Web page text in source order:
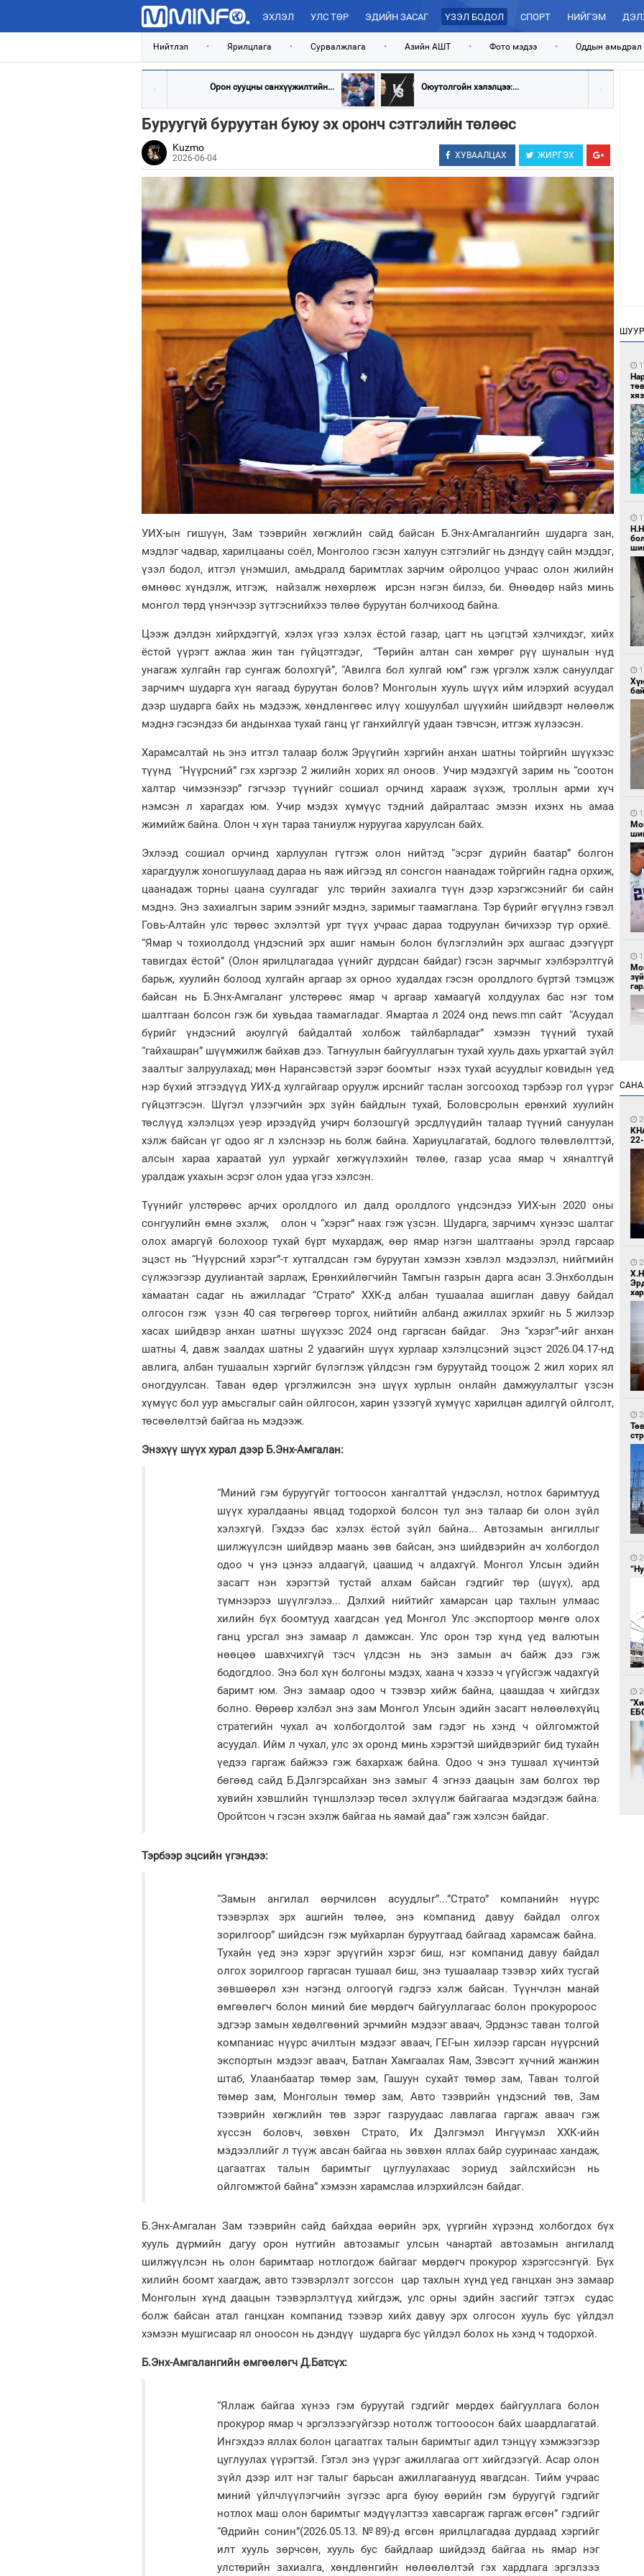
ЭХЛЭЛ УЛС ТӨР ЭДИЙН ЗАСАГ ҮЗЭЛ БОДОЛ СПОРТ НИЙГЭМ
Нийтлэл • Ярилцлага • Сурвалжлага • Азийн АШТ • Фото мэдээ • Оддын амьдрал
Орон сууцны санхүүжилтийн... Оюутолгойн хэлэлцээ:...
Буруугүй буруутан буюу эх оронч сэтгэлийн төлөөс
Kuzmo
2026-06-04 ХУВААЛЦАХ ЖИРГЭХ
УИХ-ын гишүүн, Зам тээврийн хөгжлийн сайд байсан Б.Энх-Амгалангийн шударга зан,
мэдлэг чадвар, харилцааны соёл, Монголоо гэсэн халуун сэтгэлийг нь дэндүү сайн мэддэг,
үзэл бодол, итгэл үнэмшил, амьдралд баримтлах зарчим ойролцоо учраас олон жилийн
өмнөөс хүндэлж, итгэж, найзалж нөхөрлөж ирсэн нэгэн билээ, би. Өнөөдөр найз минь
монгол төрд үнэнчээр зүтгэснийхээ төлөө буруутан болчихоод байна.
Цээж дэлдэн хийрхдэггүй, хэлэх үгээ хэлэх ёстой газар, цагт нь цэгцтэй хэлчихдэг, хийх
ёстой үүрэгт ажлаа жин тан гүйцэтгэдэг, “Төрийн алтан сан хөмрөг рүү шуналын нүд
унагаж хулгайн гар сунгаж болохгүй”, “Авилга бол хулгай юм” гэж үргэлж хэлж сануулдаг
зарчимч шударга хүн яагаад буруутан болов? Монголын хууль шүүх ийм илэрхий асуудал
дээр шударга байх нь мэдээж, хөндлөнгөөс илүү хошуулбал шүүхийн шийдвэрт нөлөөлж
мэднэ гэсэндээ би андынхаа тухай ганц үг ганхийлгүй удаан тэвчсэн, итгэж хүлээсэн.
Харамсалтай нь энэ итгэл талаар болж Эрүүгийн хэргийн анхан шатны тойргийн шүүхээс
түүнд “Нүүрсний” гэх хэргээр 2 жилийн хорих ял оноов. Учир мэдэхгүй зарим нь “соотон
халтар чимээнээр” гэгчээр түүнийг сошиал орчинд харааж зүхэж, троллын арми хүч
нэмсэн л харагдах юм. Учир мэдэх хүмүүс тэдний дайралтаас эмээн ихэнх нь амаа
жимийж байна. Олон ч хүн тараа таниулж нуруугаа харуулсан байх.
Эхлээд сошиал орчинд харлуулан гүтгэж олон нийтэд “эсрэг дүрийн баатар” болгон
харагдуулж хоногшуулаад дараа нь яаж ийгээд ял сонсгон наанадаж тойргийн гадна орхиж,
цаанадаж торны цаана суулгадаг улс төрийн захиалга түүн дээр хэрэгжсэнийг би сайн
мэднэ. Энэ захиалгын зарим эзнийг мэднэ, заримыг таамаглана. Тэр бүрийг өгүүлнэ гэвэл
Говь-Алтайн улс төрөөс эхлэлтэй урт түүх учраас дараа тодруулан бичихээр түр орхиё.
“Ямар ч тохиолдолд үндэсний эрх ашиг намын болон бүлэглэлийн эрх ашгаас дээгүүрт
тавигдах ёстой” (Олон ярилцлагадаа үүнийг дурдсан байдаг) гэсэн зарчмыг хэлбэрэлтгүй
барьж, хуулийн болоод хулгайн аргаар эх орноо худалдах гэсэн оролдлого бүртэй тэмцэж
байсан нь Б.Энх-Амгаланг улстөрөөс ямар ч аргаар хамаагүй холдуулах бас нэг том
шалтгаан болсон гэж би хувьдаа таамагладаг. Ямартаа л 2024 онд news.mn сайт “Асуудал
бүрийг үндэсний аюулгүй байдалтай холбож тайлбарладаг” хэмээн түүний тухай
“гайхашран” шүүмжилж байхав дээ. Тагнуулын байгууллагын тухай хууль дахь урхагтай зүйл
заалтыг залруулахад; мөн Нарансэвстэй зэрэг боомтыг нээх тухай асуудлыг ковидын үед
нэр бүхий этгээдүүд УИХ-д хулгайгаар оруулж ирснийг таслан зогсооход тэрбээр гол үүрэг
гүйцэтгэсэн. Шүгэл үлээгчийн эрх зүйн байдлын тухай, Боловсролын ерөнхий хуулийн
төслүүд хэлэлцэх үеэр ирээдүйд учирч болзошгүй эрсдлүүдийн талаар түүний сануулан
хэлж байсан үг одоо яг л хэлснээр нь болж байна. Хариуцлагатай, бодлого төлөвлөлттэй,
алсын хараа хараатай уул уурхайг хөгжүүлэхийн төлөө, газар усаа ямар ч хяналтгүй
уралдаж ухахын эсрэг олон удаа үгээ хэлсэн.
Түүнийг улстөрөөс арчих оролдлого ил далд оролдлого үндсэндээ УИХ-ын 2020 оны
сонгуулийн өмнө эхэлж, олон ч “хэрэг” наах гэж үзсэн. Шударга, зарчимч хүнээс шалтаг
олох амаргүй болохоор тухай бүрт мухардаж, өөр ямар нэгэн шалтгааны эрэлд гарсаар
эцэст нь “Нүүрсний хэрэг”-т хутгалдсан гэм буруутан хэмээн хэвлэл мэдээлэл, нийгмийн
сүлжээгээр дуулиантай зарлаж, Ерөнхийлөгчийн Тамгын газрын дарга асан З.Энхболдын
хамаатан садаг нь ажилладаг “Страто” ХХК-д албан тушаалаа ашиглан давуу байдал
олгосон гэж үзэн 40 сая төгрөгөөр торгох, нийтийн албанд ажиллах эрхийг нь 5 жилээр
хасах шийдвэр анхан шатны шүүхээс 2024 онд гаргасан байдаг. Энэ “хэрэг”-ийг анхан
шатны 4, давж заалдах шатны 2 удаагийн шүүх хурлаар хэлэлцсэний эцэст 2026.04.17-нд
авлига, албан тушаалын хэргийг бүлэглэж үйлдсэн гэм буруутайд тооцож 2 жил хорих ял
оногдуулсан. Таван өдөр үргэлжилсэн энэ шүүх хурлын онлайн дамжуулалтыг үзсэн
хүмүүс бол уур амьсгалыг сайн ойлгосон, харин үзээгүй хүмүүс харилцан адилгүй ойлголт,
төсөөлөлтэй байгаа нь мэдээж.
Энэхүү шүүх хурал дээр Б.Энх-Амгалан:
“Миний гэм буруугүйг тогтоосон хангалттай үндэслэл, нотлох баримтууд
шүүх хуралдааны явцад тодорхой болсон тул энэ талаар би олон зүйл
хэлэхгүй. Гэхдээ бас хэлэх ёстой зүйл байна... Автозамын ангиллыг
шилжүүлсэн шийдвэр маань зөв байсан, энэ шийдвэрийн ач холбогдол
одоо ч үнэ цэнээ алдаагүй, цаашид ч алдахгүй. Монгол Улсын эдийн
засагт нэн хэрэгтэй тустай алхам байсан гэдгийг төр (шүүх), ард
түмнээрээ шүүлгэлээ... Дэлхий нийтийг хамарсан цар тахлын улмаас
хилийн бүх боомтууд хаагдсан үед Монгол Улс экспортоор мөнгө олох
ганц урсгал энэ замаар л дамжсан. Улс орон тэр хүнд үед валютын
нөөцөө шавхчихгүй тэсч үлдсэн нь энэ замын ач байж дээ гэж
бодогдлоо. Энэ бол хүн болгоны мэдэх, хаана ч хэзээ ч үгүйсгэж чадахгүй
баримт юм. Энэ замаар одоо ч тээвэр хийж байна, цаашдаа ч хийгдэх
болно. Өөрөөр хэлбэл энэ зам Монгол Улсын эдийн засагт нөлөөлөхүйц
стратегийн чухал ач холбогдолтой зам гэдэг нь хэнд ч ойлгомжтой
асуудал. Ийм л чухал, улс эх оронд минь хэрэгтэй шийдвэрийг бид тухайн
үедээ гаргаж байжээ гэж бахархаж байна. Одоо ч энэ тушаал хүчинтэй
бөгөөд сайд Б.Дэлгэрсайхан энэ замыг 4 эгнээ даацын зам болгох төр
хувийн хэвшлийн түншлэлээр төсөл эхлүүлж байгаагаа мэдэгдэж байна.
Оройтсон ч гэсэн эхэлж байгаа нь яамай даа” гэж хэлсэн байдаг.
Тэрбээр эцсийн үгэндээ:
“Замын ангилал өөрчилсөн асуудлыг”...”Страто” компанийн нүүрс
тээвэрлэх эрх ашгийн төлөө, энэ компанид давуу байдал олгох
зорилгоор” шийдсэн гэж муйхарлан буруутгаад байгаад харамсаж байна.
Тухайн үед энэ хэрэг эрүүгийн хэрэг биш, нэг компанид давуу байдал
олгох зорилгоор гаргасан тушаал биш, энэ тушаалаар тээвэр хийх тусгай
зөвшөөрөл хэн нэгэнд олгоогүй гэдгээ хэлж байсан. Түүнчлэн манай
өмгөөлөгч болон миний бие мөрдөгч байгууллагаас болон прокуророос
эдгээр замын хөдөлгөөний эрчмийн мэдээг аваач, Эрдэнэс таван толгой
компаниас нүүрс ачилтын мэдээг аваач, ГЕГ-ын хилээр гарсан нүүрсний
экспортын мэдээг аваач, Батлан Хамгаалах Яам, Зэвсэгт хүчний жанжин
штаб, Улаанбаатар төмөр зам, Гашуун сухайт төмөр зам, Таван толгой
төмөр зам, Монголын төмөр зам, Авто тээврийн үндэсний төв, Зам
тээврийн хөгжлийн төв зэрэг газруудаас лавлагаа гаргаж аваач гэж
хүссэн боловч, зөвхөн Страто, Их Дэлгэмэл Ингүүмэл ХХК-ийн
мэдээллийг л түүж авсан байгаа нь зөвхөн яллах байр сууринаас хандаж,
цагаатгах талын баримтыг цуглуулахаас зориуд зайлсхийсэн нь
ойлгомжтой байна” хэмээн харамслаа илэрхийлсэн байдаг.
Б.Энх-Амгалан Зам тээврийн сайд байхдаа өөрийн эрх, үүргийн хүрээнд холбогдох бүх
хууль дүрмийн дагуу орон нутгийн автозамыг улсын чанартай автозамын ангилалд
шилжүүлсэн нь олон баримтаар нотлогдож байгааг мөрдөгч прокурор хэрэгссэнгүй. Бүх
хилийн боомт хаагдаж, авто тээвэрлэлт зогссон цар тахлын хүнд үед ганцхан энэ замаар
Монголын хүнд даацын тээвэрлэлтүүд хийгдэж, улс орны эдийн засгийг тэтгэх судас
болж байсан атал ганцхан компанид тээвэр хийх давуу эрх олгосон хууль бус үйлдэл
хэмээн мушгисаар ял оноосон нь дэндүү шударга бус үйлдэл болох нь хэнд ч тодорхой.
Б.Энх-Амгалангийн өмгөөлөгч Д.Батсүх:
“Яллаж байгаа хүнээ гэм буруутай гэдгийг мөрдөх байгууллага болон
прокурор ямар ч эргэлзээгүйгээр нотолж тогтооосон байх шаардлагатай.
Ингэхдээ яллах болон цагаатгах талын баримтыг адил тэнцүү хэмжээгээр
цуглуулах үүрэгтэй. Гэтэл энэ үүрэг ажиллагаа огт хийгдээгүй. Асар олон
зүйл дээр илт нэг талыг барьсан ажиллагаанууд явагдсан. Тийм учраас
миний үйлчлүүлэгчийн зүгээс арга буюу өөрийн гэм буруугүй гэдгийг
нотлох маш олон баримтыг мэдүүлэгтээ хавсаргаж гаргаж өгсөн” гэдгийг
“Өдрийн сонин”(2026.05.13. №89)-д өгсөн ярилцлагадаа дурдаад хэргийг
илт хууль зөрчсөн, хууль бус байдлаар шийдээд байгаа нь ямар нэг
улстөрийн захиалга, хөндлөнгийн нөлөөлөлтэй гэх хардлага эргэлзээ
67